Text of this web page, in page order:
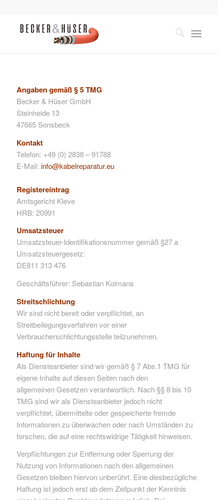
Angaben gemäß § 5 TMG
Becker & Hüser GmbH
Steinheide 13
47665 Sonsbeck
Kontakt
Telefon: +49 (0) 2838 – 91788
E-Mail: info@kabelreparatur.eu
Registereintrag
Amtsgericht Kleve
HRB: 20991
Umsatzsteuer
Umsatzsteuer-Identifikationsnummer gemäß §27 a
Umsatzsteuergesetz:
DE811 313 476
Geschäftsführer: Sebastian Kolmans
Streitschlichtung
Wir sind nicht bereit oder verpflichtet, an
Streitbeilegungsverfahren vor einer
Verbraucherschlichtungsstelle teilzunehmen.
Haftung für Inhalte
Als Diensteanbieter sind wir gemäß § 7 Abs.1 TMG für
eigene Inhalte auf diesen Seiten nach den
allgemeinen Gesetzen verantwortlich. Nach §§ 8 bis 10
TMG sind wir als Diensteanbieter jedoch nicht
verpflichtet, übermittelte oder gespeicherte fremde
Informationen zu überwachen oder nach Umständen zu
forschen, die auf eine rechtswidrige Tätigkeit hinweisen.
Verpflichtungen zur Entfernung oder Sperrung der
Nutzung von Informationen nach den allgemeinen
Gesetzen bleiben hiervon unberührt. Eine diesbezügliche
Haftung ist jedoch erst ab dem Zeitpunkt der Kenntnis